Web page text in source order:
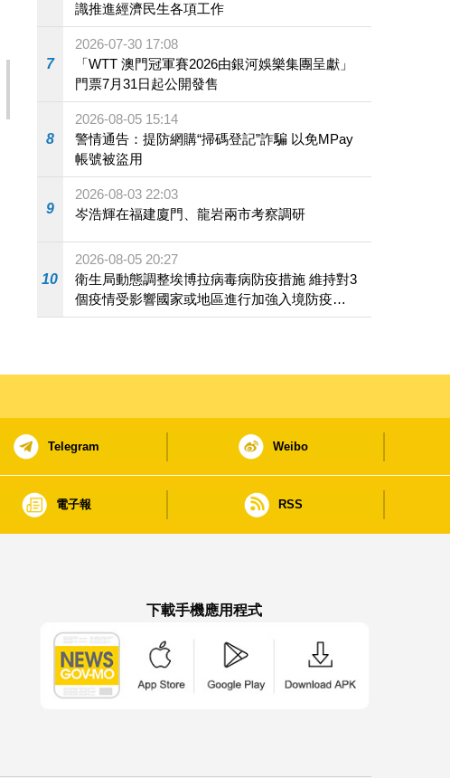
識推進經濟民生各項工作
7
2026-07-30 17:08
「WTT 澳門冠軍賽2026由銀河娛樂集團呈獻」
門票7月31日起公開發售
8
2026-08-05 15:14
警情通告：提防網購“掃碼登記”詐騙 以免MPay
帳號被盜用
9
2026-08-03 22:03
岑浩輝在福建廈門、龍岩兩市考察調研
10
2026-08-05 20:27
衛生局動態調整埃博拉病毒病防疫措施 維持對3
個疫情受影響國家或地區進行加強入境防疫措
施
Telegram Weibo
電子報 RSS
下載手機應用程式